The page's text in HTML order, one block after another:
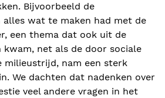
Bijvoorbeeld de
alles wat te maken had met de
een thema dat ook uit de
kwam, net als de door sociale
milieustrijd, nam een sterk
We dachten dat nadenken over
veel andere vragen in het